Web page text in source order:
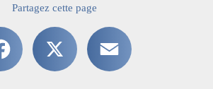
Partagez cette page
Facebook